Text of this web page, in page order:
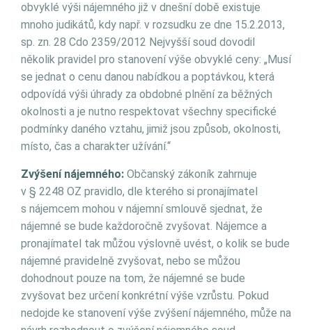
obvyklé výši nájemného již v dnešní době existuje
mnoho judikátů, kdy např. v rozsudku ze dne 15.2.2013,
sp. zn. 28 Cdo 2359/2012 Nejvyšší soud dovodil
několik pravidel pro stanovení výše obvyklé ceny: „Musí
se jednat o cenu danou nabídkou a poptávkou, která
odpovídá výši úhrady za obdobné plnění za běžných
okolnosti a je nutno respektovat všechny specifické
podmínky daného vztahu, jimiž jsou způsob, okolnosti,
místo, čas a charakter užívání.“
Zvýšení nájemného: Občanský zákoník zahrnuje
v § 2248 OZ pravidlo, dle kterého si pronajímatel
s nájemcem mohou v nájemní smlouvě sjednat, že
nájemné se bude každoročně zvyšovat. Nájemce a
pronajímatel tak můžou výslovně uvést, o kolik se bude
nájemné pravidelně zvyšovat, nebo se můžou
dohodnout pouze na tom, že nájemné se bude
zvyšovat bez určení konkrétní výše vzrůstu. Pokud
nedojde ke stanovení výše zvýšení nájemného, může na